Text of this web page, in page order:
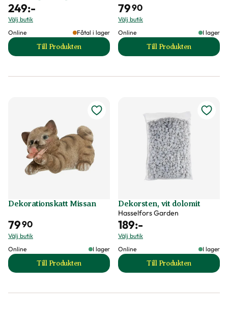
249:-
Välj butik
Online
Fåtal i lager
Till Produkten
till Blomvagn, rullplatta rund produktsida
7990
Välj butik
Online
I lager
Till Produkten
till
Dekorationskatt Missan
7990
Välj butik
Online
I lager
Till Produkten
till Dekorationskatt Missan produktsida
Dekorsten, vit dolomit
Hasselfors Garden
189:-
Välj butik
Online
I lager
Till Produkten
till Dekorsten, vit